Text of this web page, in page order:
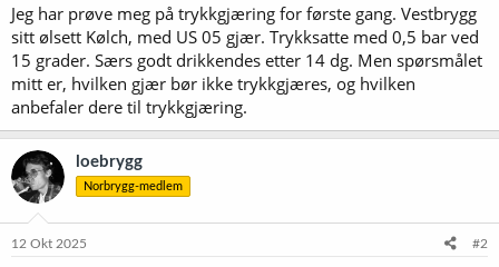
e
r
Jeg har prøve meg på trykkgjæring for første gang. Vestbrygg
sitt ølsett Kølch, med US 05 gjær. Trykksatte med 0,5 bar ved
15 grader. Særs godt drikkendes etter 14 dg. Men spørsmålet
mitt er, hvilken gjær bør ikke trykkgjæres, og hvilken
anbefaler dere til trykkgjæring.
loebrygg
Norbrygg-medlem
12 Okt 2025 #2